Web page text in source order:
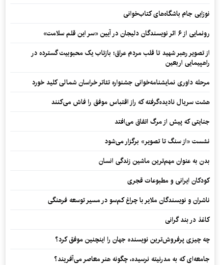
نوزایی جام باشگاه‌های کتاب‌خوانی
رونمایی از ۶ اثر نویسندگان دلیجان در آیین «سر این قلم سلامت»
از تصویر رهبر شهید تا قلب مردم عراق؛ بازتاب یک محبوبیت گسترده در
راهپیمایی اربعین
مرحله داوری نمایشنامه‌خوانی جشنواره تئاتر خراسان شمالی کلید خورد
هشت سریال نادیده‌گرفته که راز اقتباس موفق را فاش می‌کنند
جنایتی که پیش از مرگ اتفاق می‌افتد
نشست «از سنگ تا تصویر» برگزار می‌شود
بدن به عنوان مهم‌ترین ماشین زندگی انسان
کودکان ایرانی و مطبوعات قجری
ناشران و نویسندگان ملایر با چراغ کم‌سو در مسیر توسعه فرهنگی
کاغذ در بند گرانی
چه چیزی پرفروش‌ترین نویسنده جهان را اینچنین موفق کرد؟
جامعه‌ای که به مدرنیته نرسیده، چگونه هنر معاصر می‌آفریند؟